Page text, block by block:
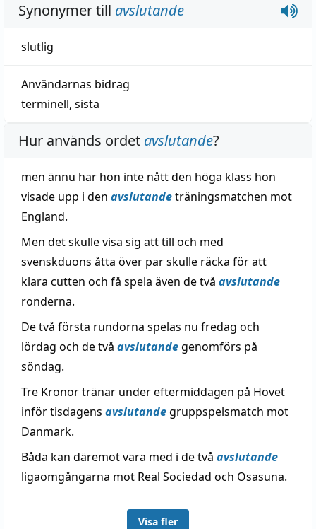
Synonymer till avslutande
slutlig
Användarnas bidrag
terminell, sista
Hur används ordet avslutande?
men ännu har hon inte nått den höga klass hon
visade upp i den avslutandeträningsmatchen mot
England.
Men det skulle visa sig att till och med
svenskduons åtta över par skulle räcka för att
klara cutten och få spela även de två avslutande
ronderna.
De två första rundorna spelas nu fredag och
lördag och de två avslutandegenomförs på
söndag.
Tre Kronor tränar under eftermiddagen på Hovet
inför tisdagens avslutandegruppspelsmatch mot
Danmark.
Båda kan däremot vara med i de två avslutande
ligaomgångarna mot Real Sociedad och Osasuna.
Visa fler